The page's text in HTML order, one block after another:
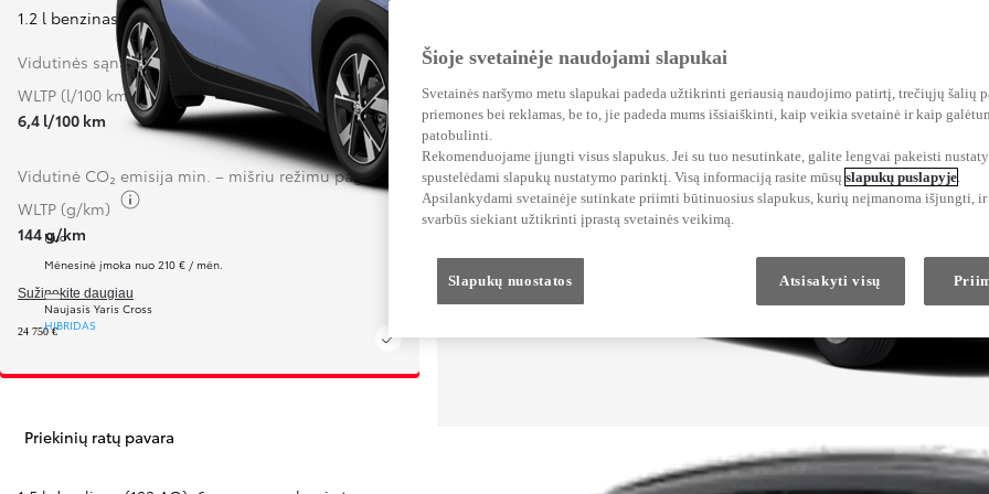
Nuo
Mėnesinė įmoka nuo 210 € / mėn.
Naujasis Yaris Cross
HIBRIDAS
1.2 l benzinas (110 AG)
6 pavarų mechaninė
Vidutinės sąnaudos min. – mišriu režimu pagal
WLTP (l/100 km)
Perjungti degalų informaciją
6,4 l/100 km
Vidutinė CO₂ emisija min. – mišriu režimu pagal
WLTP (g/km)
144 g/km
Sužinokite daugiau
24 750 €
Priekinių ratų pavara
Šioje svetainėje naudojami slapukai
Svetainės naršymo metu slapukai padeda užtikrinti geriausią naudojimo patirtį, trečiųjų šalių
priemones bei reklamas, be to, jie padeda mums išsiaiškinti, kaip veikia svetainė ir kaip
patobulinti.
Rekomenduojame įjungti visus slapukus. Jei su tuo nesutinkate, galite lengvai pakeisti
spustelėdami slapukų nustatymo parinktį. Visą informaciją rasite mūsų slapukų puslapyje.
Apsilankydami svetainėje sutinkate priimti būtinuosius slapukus, kurių neįmanoma išjungti,
svarbūs siekiant užtikrinti įprastą svetainės veikimą.
Slapukų nuostatos Atsisakyti visų